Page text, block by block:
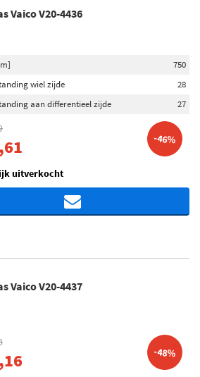
Vaico V20-4436
750
wiel zijde
28
aan differentieel zijde
27
-46%
uitverkocht
Vaico V20-4437
-48%